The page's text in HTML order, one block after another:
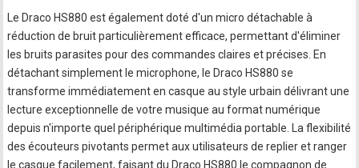
Le Draco HS880 est également doté d'un micro détachable à
réduction de bruit particulièrement efficace, permettant d'éliminer
les bruits parasites pour des commandes claires et précises. En
détachant simplement le microphone, le Draco HS880 se
transforme immédiatement en casque au style urbain délivrant une
lecture exceptionnelle de votre musique au format numérique
depuis n'importe quel périphérique multimédia portable. La flexibilité
des écouteurs pivotants permet aux utilisateurs de replier et ranger
le casque facilement, faisant du Draco HS880 le compagnon de